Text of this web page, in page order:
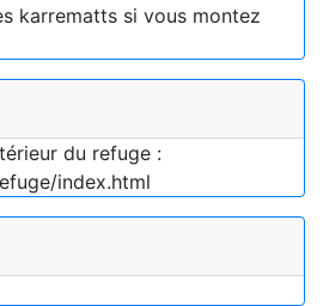
karrematts si vous montez
du refuge :
index.html